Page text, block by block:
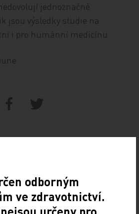
jednoznačně
jsou výsledky studie na
i pro humánní medicínu.
odborným
ve zdravotnictví.